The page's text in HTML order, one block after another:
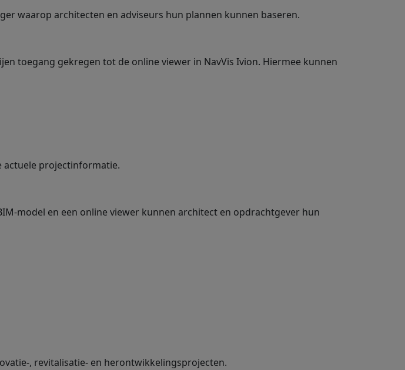
waarop architecten en adviseurs hun plannen kunnen baseren.
toegang gekregen tot de online viewer in NavVis Ivion. Hiermee kunnen
actuele projectinformatie.
model en een online viewer kunnen architect en opdrachtgever hun
, revitalisatie- en herontwikkelingsprojecten.